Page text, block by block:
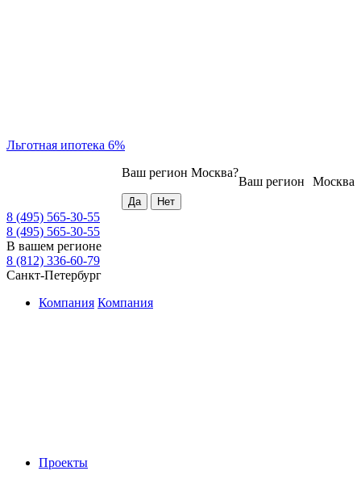
Льготная ипотека 6%
Москва
Ваш регион
Ваш регион Москва?
8 (495) 565-30-55
8 (495) 565-30-55
В вашем регионе
8 (812) 336-60-79
Санкт-Петербург
Компания Компания
Проекты